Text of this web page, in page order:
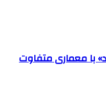
با معماری متفاوت